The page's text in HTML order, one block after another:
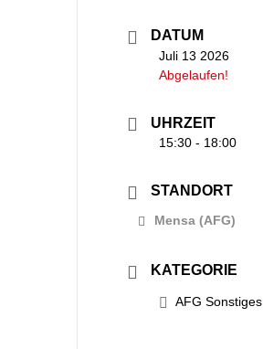
DATUM
Juli 13 2026
Abgelaufen!
UHRZEIT
15:30 - 18:00
STANDORT
Mensa (AFG)
KATEGORIE
AFG Sonstiges